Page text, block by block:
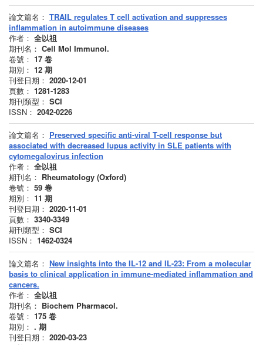
論文篇名： TRAIL regulates T cell activation and suppresses
inflammation in autoimmune diseases
作者： 全以祖
期刊名： Cell Mol Immunol.
卷號： 17 卷
期別： 12 期
刊登日期： 2020-12-01
頁數： 1281-1283
期刊類型： SCI
ISSN： 2042-0226
論文篇名： Preserved specific anti-viral T-cell response but
associated with decreased lupus activity in SLE patients with
cytomegalovirus infection
作者： 全以祖
期刊名： Rheumatology (Oxford)
卷號： 59 卷
期別： 11 期
刊登日期： 2020-11-01
頁數： 3340-3349
期刊類型： SCI
ISSN： 1462-0324
論文篇名： New insights into the IL-12 and IL-23: From a molecular
basis to clinical application in immune-mediated inflammation and
cancers.
作者： 全以祖
期刊名： Biochem Pharmacol.
卷號： 175 卷
期別： . 期
刊登日期： 2020-03-23